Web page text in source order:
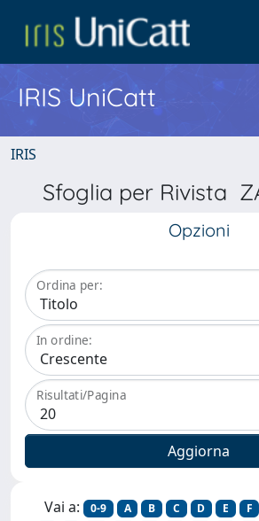
IRIS UniCatt
IRIS
Sfoglia per Rivista
Opzioni
Ordina per:
In ordine:
Risultati/Pagina
Vai a: 0-9 A B C D E F